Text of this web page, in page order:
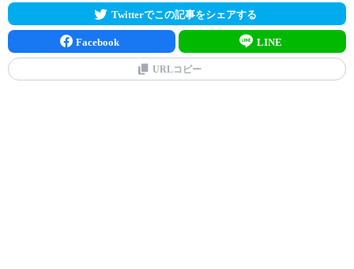
Twitterでこの記事をシェアする
Facebook LINE
URLコピー